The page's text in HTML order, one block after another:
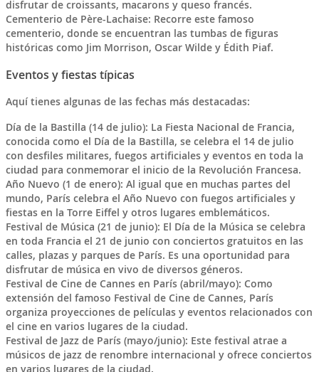
disfrutar de croissants, macarons y queso francés.
Cementerio de Père-Lachaise: Recorre este famoso
cementerio, donde se encuentran las tumbas de figuras
históricas como Jim Morrison, Oscar Wilde y Édith Piaf.
Eventos y fiestas típicas
Aquí tienes algunas de las fechas más destacadas:
Día de la Bastilla (14 de julio): La Fiesta Nacional de Francia,
conocida como el Día de la Bastilla, se celebra el 14 de julio
con desfiles militares, fuegos artificiales y eventos en toda la
ciudad para conmemorar el inicio de la Revolución Francesa.
Año Nuevo (1 de enero): Al igual que en muchas partes del
mundo, París celebra el Año Nuevo con fuegos artificiales y
fiestas en la Torre Eiffel y otros lugares emblemáticos.
Festival de Música (21 de junio): El Día de la Música se celebra
en toda Francia el 21 de junio con conciertos gratuitos en las
calles, plazas y parques de París. Es una oportunidad para
disfrutar de música en vivo de diversos géneros.
Festival de Cine de Cannes en París (abril/mayo): Como
extensión del famoso Festival de Cine de Cannes, París
organiza proyecciones de películas y eventos relacionados con
el cine en varios lugares de la ciudad.
Festival de Jazz de París (mayo/junio): Este festival atrae a
músicos de jazz de renombre internacional y ofrece conciertos
en varios lugares de la ciudad.